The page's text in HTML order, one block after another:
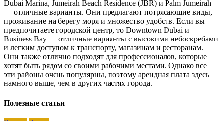
Dubai Marina, Jumeirah Beach Residence (JBR) и Palm Jumeirah
— отличные варианты. Они предлагают потрясающие виды,
проживание на берегу моря и множество удобств. Если вы
предпочитаете городской центр, то Downtown Dubai и
Business Bay — отличные варианты с высокими небоскребами
и легким доступом к транспорту, магазинам и ресторанам.
Они также отлично подходят для профессионалов, которые
хотят быть рядом со своими рабочими местами. Однако все
эти районы очень популярны, поэтому арендная плата здесь
намного выше, чем в других частях города.
Полезные статьи